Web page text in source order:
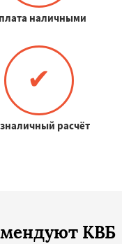
наличными
✔
расчёт
КВБ